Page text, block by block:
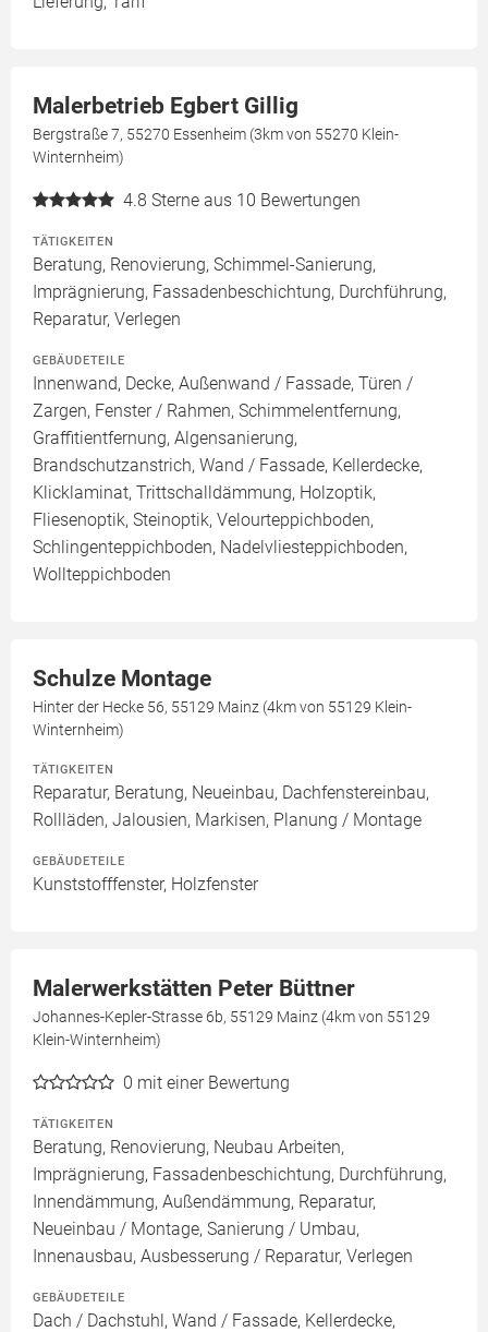
Malerbetrieb Egbert Gillig
Bergstraße 7, 55270 Essenheim (3km von 55270 Klein-
Winternheim)
4.8 Sterne aus 10 Bewertungen
TÄTIGKEITEN
Beratung, Renovierung, Schimmel-Sanierung,
Imprägnierung, Fassadenbeschichtung, Durchführung,
Reparatur, Verlegen
GEBÄUDETEILE
Innenwand, Decke, Außenwand / Fassade, Türen /
Zargen, Fenster / Rahmen, Schimmelentfernung,
Graffitientfernung, Algensanierung,
Brandschutzanstrich, Wand / Fassade, Kellerdecke,
Klicklaminat, Trittschalldämmung, Holzoptik,
Fliesenoptik, Steinoptik, Velourteppichboden,
Schlingenteppichboden, Nadelvliesteppichboden,
Wollteppichboden
Schulze Montage
Hinter der Hecke 56, 55129 Mainz (4km von 55129 Klein-
Winternheim)
TÄTIGKEITEN
Reparatur, Beratung, Neueinbau, Dachfenstereinbau,
Rollläden, Jalousien, Markisen, Planung / Montage
GEBÄUDETEILE
Kunststofffenster, Holzfenster
Malerwerkstätten Peter Büttner
Johannes-Kepler-Strasse 6b, 55129 Mainz (4km von 55129
Klein-Winternheim)
0 mit einer Bewertung
TÄTIGKEITEN
Beratung, Renovierung, Neubau Arbeiten,
Imprägnierung, Fassadenbeschichtung, Durchführung,
Innendämmung, Außendämmung, Reparatur,
Neueinbau / Montage, Sanierung / Umbau,
Innenausbau, Ausbesserung / Reparatur, Verlegen
GEBÄUDETEILE
Dach / Dachstuhl, Wand / Fassade, Kellerdecke,